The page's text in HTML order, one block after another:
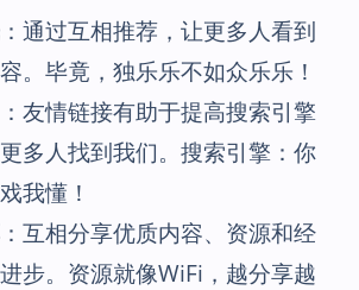
：通过互相推荐，让更多人看到
。毕竟，独乐乐不如众乐乐！
：友情链接有助于提高搜索引擎
多人找到我们。搜索引擎：你
我懂！
：互相分享优质内容、资源和经
步。资源就像WiFi，越分享越